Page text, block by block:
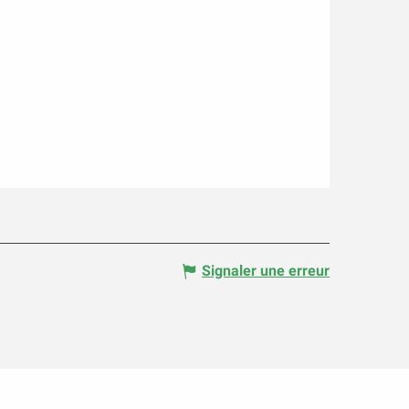
Signaler une erreur